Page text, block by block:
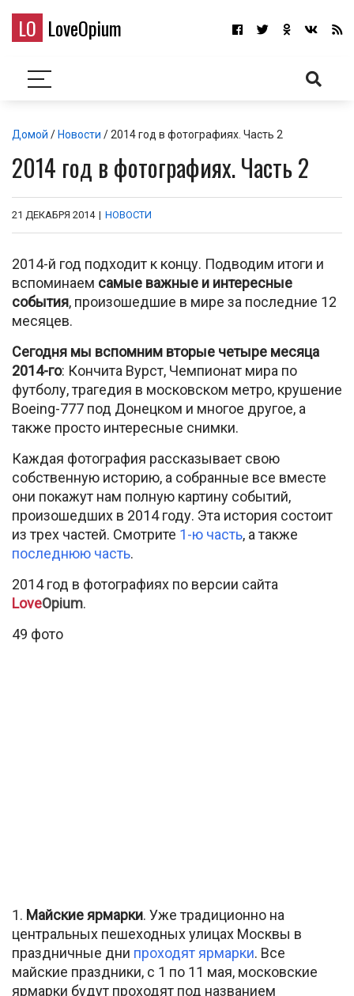
LO LoveOpium
Домой / Новости / 2014 год в фотографиях. Часть 2
2014 год в фотографиях. Часть 2
21 ДЕКАБРЯ 2014 | НОВОСТИ
2014-й год подходит к концу. Подводим итоги и
вспоминаем самые важные и интересные
события, произошедшие в мире за последние 12
месяцев.
Сегодня мы вспомним вторые четыре месяца
2014-го: Кончита Вурст, Чемпионат мира по
футболу, трагедия в московском метро, крушение
Boeing-777 под Донецком и многое другое, а
также просто интересные снимки.
Каждая фотография рассказывает свою
собственную историю, а собранные все вместе
они покажут нам полную картину событий,
произошедших в 2014 году. Эта история состоит
из трех частей. Смотрите 1-ю часть, а также
последнюю часть.
2014 год в фотографиях по версии сайта
LoveOpium.
49 фото
1. Майские ярмарки. Уже традиционно на
центральных пешеходных улицах Москвы в
праздничные дни проходят ярмарки. Все
майские праздники, с 1 по 11 мая, московские
ярмарки будут проходят под названием